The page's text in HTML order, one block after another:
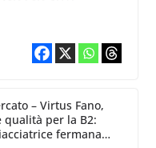
– Virtus Fano,
qualità per la B2:
fermana